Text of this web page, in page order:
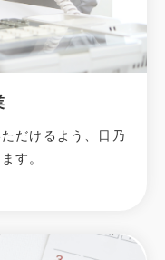
だけるよう、日乃
す。